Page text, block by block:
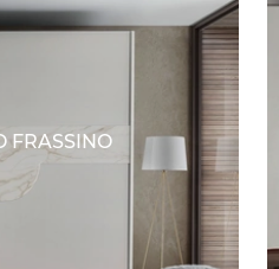
FRASSINO